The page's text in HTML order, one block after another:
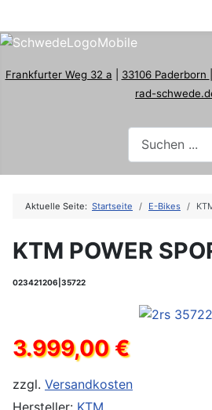
Frankfurter Weg 32 a 33106 Paderborn
rad-
Aktuelle Seite: Startseite E-Bikes
KTM POWER
023421206|35722
3.999,00 €
zzgl. Versandkosten
Hersteller: KTM